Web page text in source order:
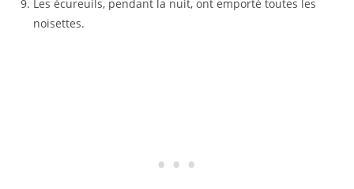
Les écureuils, pendant la nuit, ont emporté toutes les
noisettes.